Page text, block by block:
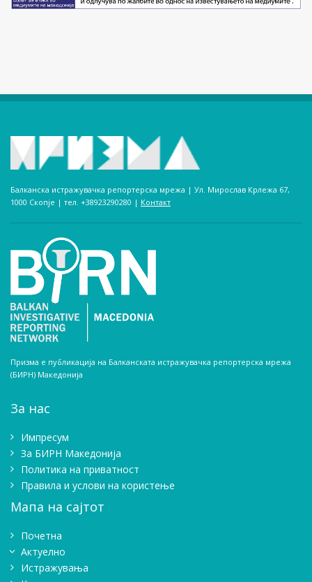
Балканска истражувачка репортерска мрежа | Ул. Мирослав Крлежа 67,
1000 Скопје | тел. +38923290280­ | Контакт
Призма е публикација на Балканската истражувачка репортерска мрежа
(БИРН) Македонија
За нас
Импресум
Зa БИРН Македонија
Политика на приватност
Правила и услови на користење
Мапа на сајтот
Почетна
Актуелно
Истражувањa